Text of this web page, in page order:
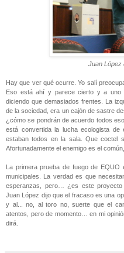
Juan López
Hay que ver qué ocurre. Yo salí
Eso está ahí y parece cierto y a uno
diciendo que demasiados frentes. La
de la sociedad, era un cajón de sastre
¿cómo se pondrán de acuerdo todos
está convertida la lucha ecologista
estaban todos en la sala. Que coctel
Afortunadamente el enemigo es el
La primera prueba de fuego de
municipales. La verdad es que
esperanzas, pero… ¿es este proyecto
Juan López dijo que el fracaso es una
y al... no, al toro no, suerte que el
atentos, pero de momento… en mi
dirá.